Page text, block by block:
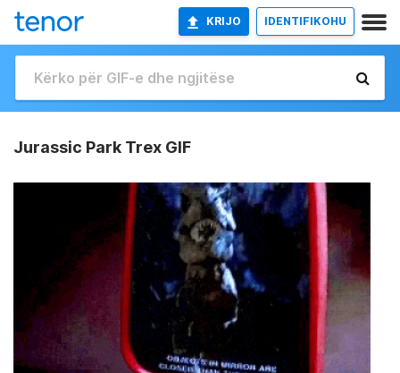
KRIJO IDENTIFIKOHU
Jurassic Park Trex GIF